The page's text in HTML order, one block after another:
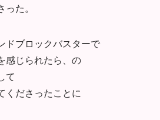
た。
ドブロックバスターで
感じられたら、の
て
くださったことに